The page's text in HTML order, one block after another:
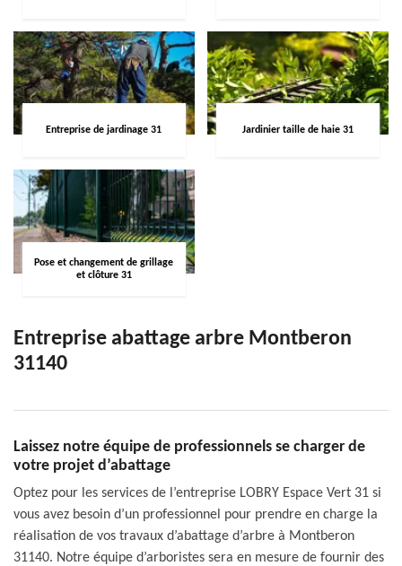
Entreprise de jardinage 31 Jardinier taille de haie 31
Pose et changement de grillage
et clôture 31
Entreprise abattage arbre Montberon
31140
Laissez notre équipe de professionnels se charger de
votre projet d’abattage
Optez pour les services de l’entreprise LOBRY Espace Vert 31 si
vous avez besoin d’un professionnel pour prendre en charge la
réalisation de vos travaux d’abattage d’arbre à Montberon
31140. Notre équipe d’arboristes sera en mesure de fournir des